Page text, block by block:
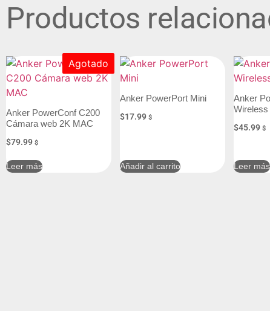
Productos
Agotado
Anker PowerConf C200
Cámara web 2K MAC
$79.99 $
Leer más
Anker PowerPort Mini
$17.99 $
Añadir al carrito
Anker
Wireless
$45.99 $
Leer más